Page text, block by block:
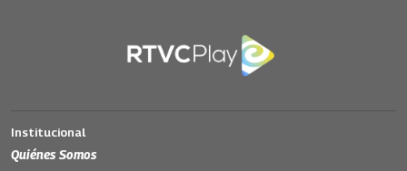
Institucional
Quiénes Somos